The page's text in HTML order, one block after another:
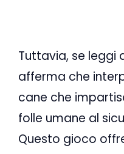
Tuttavia, se leggi
afferma che
cane che
folle umane al
Questo gioco